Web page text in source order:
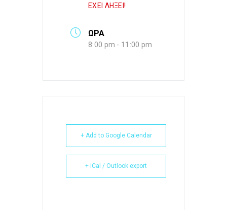
ΕΧΕΙ ΛΗΞΕΙ!
ΩΡΑ
8:00 pm - 11:00 pm
+ Add to Google Calendar
+ iCal / Outlook export